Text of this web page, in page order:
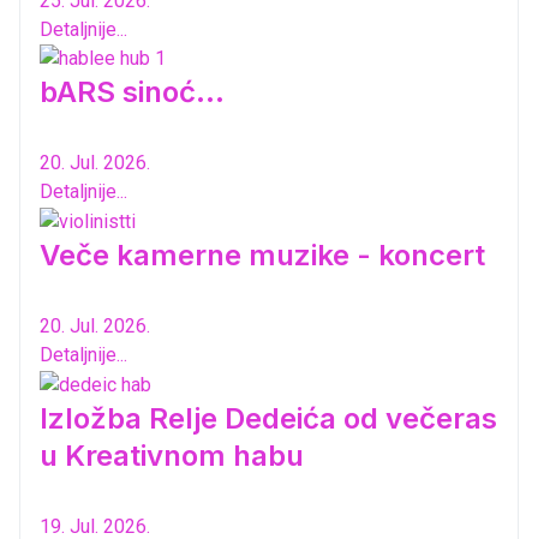
Detaljnije...
bARS sinoć...
20. Jul. 2026.
Detaljnije...
Veče kamerne muzike - koncert
20. Jul. 2026.
Detaljnije...
Izložba Relje Dedeića od večeras
u Kreativnom habu
19. Jul. 2026.